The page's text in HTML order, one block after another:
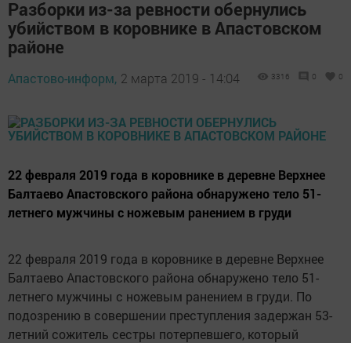
Разборки из-за ревности обернулись
убийством в коровнике в Апастовском
районе
Апастово-информ, 2 марта 2019 - 14:04 3316 0 0
22 февраля 2019 года в коровнике в деревне Верхнее
Балтаево Апастовского района обнаружено тело 51-
летнего мужчины с ножевым ранением в груди
22 февраля 2019 года в коровнике в деревне Верхнее
Балтаево Апастовского района обнаружено тело 51-
летнего мужчины с ножевым ранением в груди. По
подозрению в совершении преступления задержан 53-
летний сожитель сестры потерпевшего, который